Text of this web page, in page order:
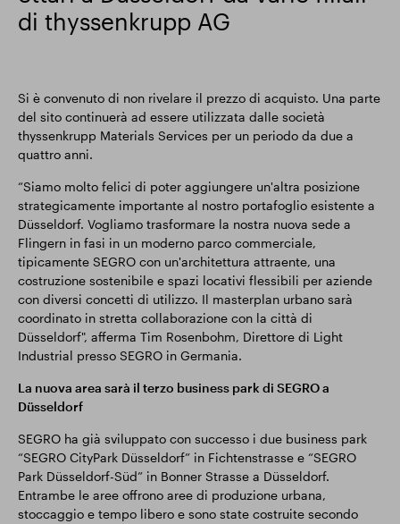
Aggiornamento commerciale
di thyssenkrupp AG
Si è convenuto di non rivelare il prezzo di acquisto. Una parte
del sito continuerà ad essere utilizzata dalle società
thyssenkrupp Materials Services per un periodo da due a
quattro anni.
“Siamo molto felici di poter aggiungere un'altra posizione
strategicamente importante al nostro portafoglio esistente a
Düsseldorf. Vogliamo trasformare la nostra nuova sede a
Flingern in fasi in un moderno parco commerciale,
tipicamente SEGRO con un'architettura attraente, una
costruzione sostenibile e spazi locativi flessibili per aziende
con diversi concetti di utilizzo. Il masterplan urbano sarà
coordinato in stretta collaborazione con la città di
Düsseldorf", afferma Tim Rosenbohm, Direttore di Light
Industrial presso SEGRO in Germania.
La nuova area sarà il terzo business park di SEGRO a
Düsseldorf
SEGRO ha già sviluppato con successo i due business park
“SEGRO CityPark Düsseldorf” in Fichtenstrasse e “SEGRO
Park Düsseldorf-Süd” in Bonner Strasse a Düsseldorf.
Entrambe le aree offrono aree di produzione urbana,
stoccaggio e tempo libero e sono state costruite secondo